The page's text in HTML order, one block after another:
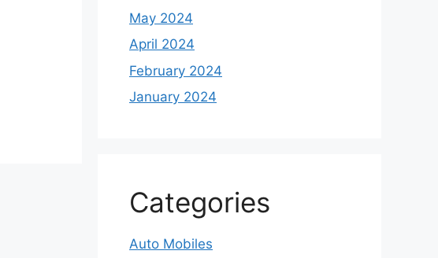
May 2024
April 2024
February 2024
January 2024
Categories
Auto Mobiles